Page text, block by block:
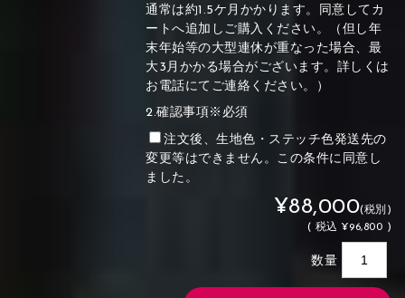
通常は約1.5ケ月かかります。同意してカ
ートへ追加しご購入ください。（但し年
末年始等の大型連休が重なった場合、最
大3月かかる場合がございます。詳しくは
お電話にてご連絡ください。）
2.確認事項※必須
注文後、生地色・ステッチ色発送先の
変更等はできません。この条件に同意し
ました。
¥88,000(税別)
( 税込 ¥96,800 )
数量